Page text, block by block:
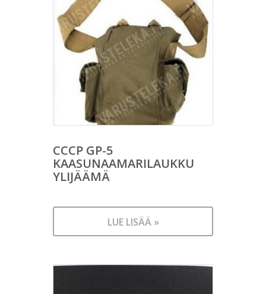
CCCP GP-5
KAASUNAAMARILAUKKU
YLIJÄÄMÄ
LUE LISÄÄ »